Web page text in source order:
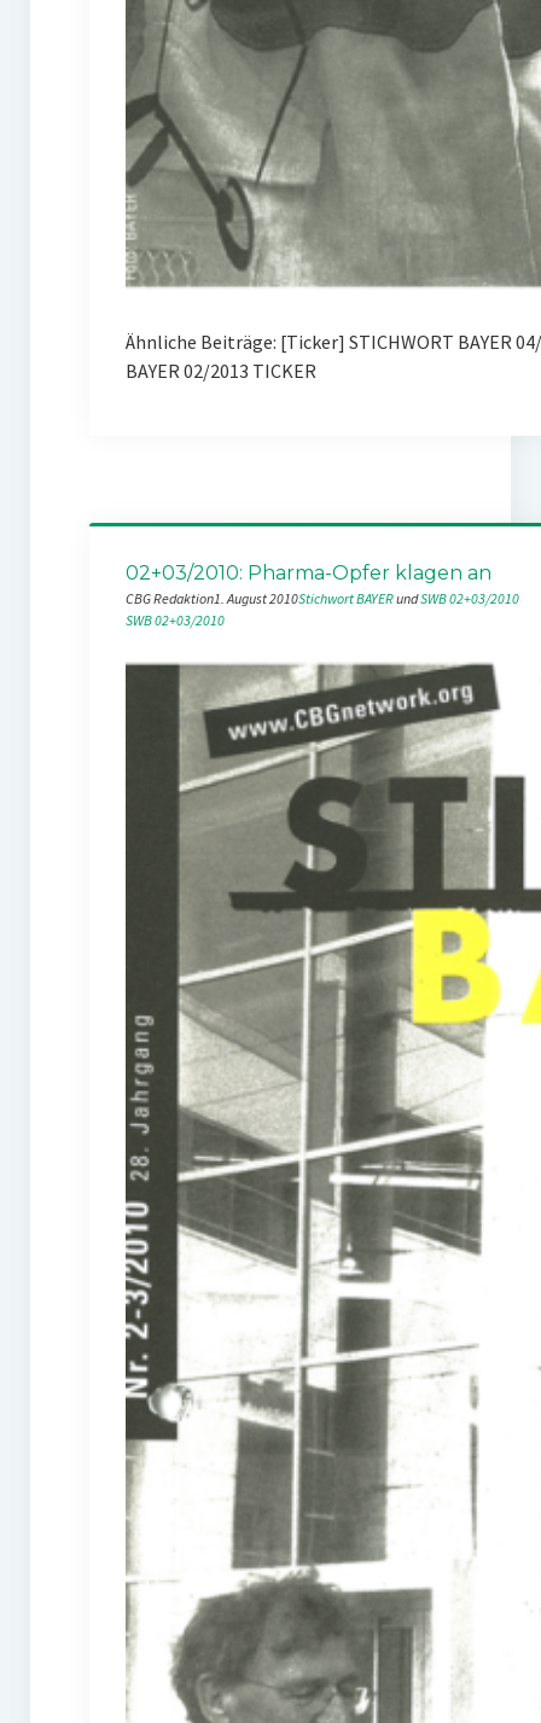
Ähnliche Beiträge: [Ticker] STICHWORT BAYER
BAYER 02/2013 TICKER
02+03/2010: Pharma-Opfer klagen an
CBG Redaktion1. August 2010Stichwort BAYER und SWB 02+03/2010
SWB 02+03/2010